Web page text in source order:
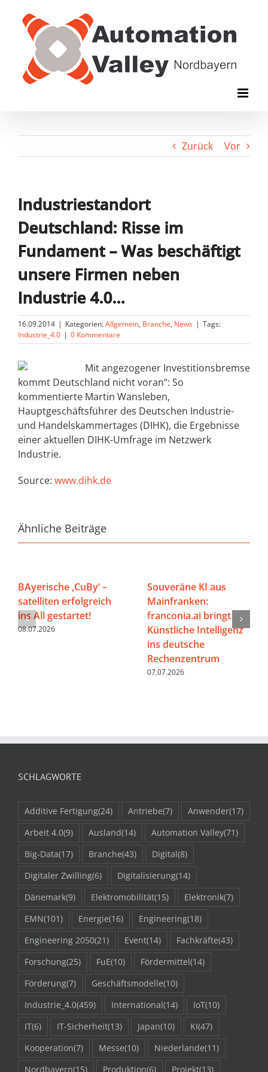
Inhalt
springen
Zurück Vor
Industriestandort
Deutschland: Risse im
Fundament – Was beschäftigt
unsere Firmen neben
Industrie 4.0…
16.09.2014 | Kategorien:Allgemein, Branche, News | Tags:
Industrie_4.0 | 0 Kommentare
Mit angezogener Investitionsbremse
kommt Deutschland nicht voran“: So
kommentierte Martin Wansleben,
Hauptgeschäftsführer des Deutschen Industrie-
und Handelskammertages (DIHK), die Ergebnisse
einer aktuellen DIHK-Umfrage im Netzwerk
Industrie.
Source: www.dihk.de
Ähnliche Beiträge
BAyerische ‚CuBy‘ –
satelliten erfolgreich
ins All gestartet!
08.07.2026
Souveräne KI aus
Mainfranken:
franconia.ai bringt
Künstliche Intelligenz
ins deutsche
Rechenzentrum
07.07.2026
SCHLAGWORTE
Additive Fertigung(24) Antriebe(7) Anwender(17)
Arbeit 4.0(9) Ausland(14) Automation Valley(71)
Big-Data(17) Branche(43) Digital(8)
Digitaler Zwilling(6) Digitalisierung(14)
Dänemark(9) Elektromobilität(15) Elektronik(7)
EMN(101) Energie(16) Engineering(18)
Engineering 2050(21) Event(14) Fachkräfte(43)
Forschung(25) FuE(10) Fördermittel(14)
Förderung(7) Geschäftsmodelle(10)
Industrie_4.0(459) International(14) IoT(10)
IT(6) IT-Sicherheit(13) Japan(10) KI(47)
Kooperation(7) Messe(10) Niederlande(11)
Nordbayern(15) Produktion(6) Projekt(13)